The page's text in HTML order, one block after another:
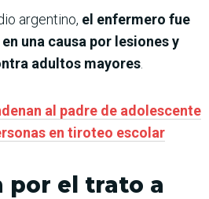
argentino, el enfermero fue
una causa por lesiones y
adultos mayores
al padre de adolescente
en tiroteo escolar
por el trato a